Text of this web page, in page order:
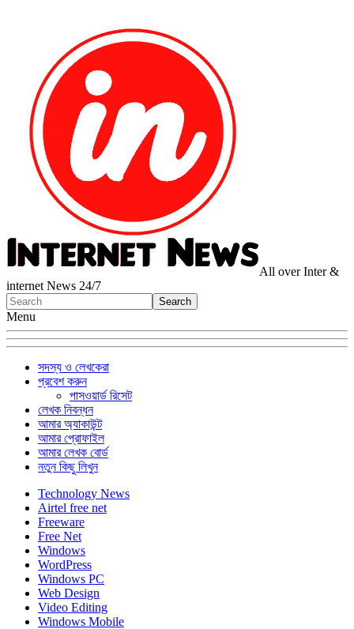
All over Inter &
internet News 24/7
Menu
সদস্য ও লেখকেরা
প্রবেশ করুন
পাসওয়ার্ড রিসেট
লেখক নিবন্ধন
আমার অ্যাকাউন্ট
আমার প্রোফাইল
আমার লেখক বোর্ড
নতুন কিছু লিখুন
Technology News
Airtel free net
Freeware
Free Net
Windows
WordPress
Windows PC
Web Design
Video Editing
Windows Mobile